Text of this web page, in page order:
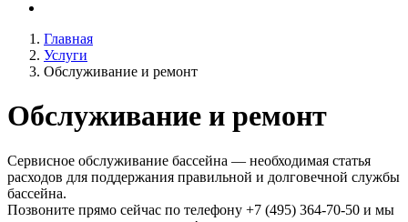
Главная
Услуги
Обслуживание и ремонт
Обслуживание и ремонт
Сервисное обслуживание бассейна — необходимая статья
расходов для поддержания правильной и долговечной службы
бассейна.
Позвоните прямо сейчас по телефону +7 (495) 364-70-50 и мы